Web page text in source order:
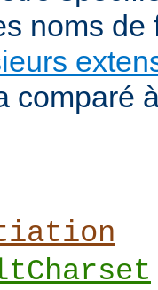
noms de
comparé